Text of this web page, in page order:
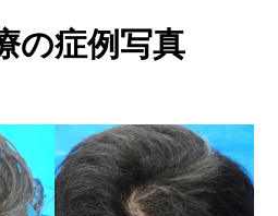
の症例写真